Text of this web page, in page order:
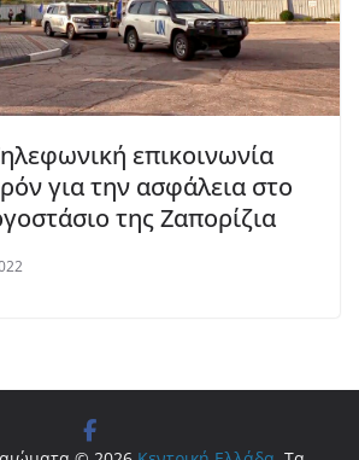
επικοινωνία
για την ασφάλεια στο
της Ζαπορίζια